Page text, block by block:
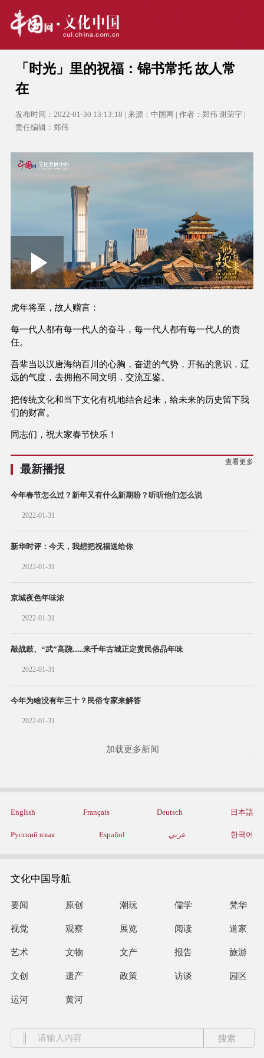
「时光」里的祝福：锦书常托 故人常
在
发布时间：2022-01-30 13:13:18 | 来源：中国网 | 作者：郑伟 谢荣宇 |
责任编辑：郑伟
Play
Video
Play Mute
Loaded
Picture-
in-
Picture
0:00/ --:--
虎年将至，故人赠言：
每一代人都有每一代人的奋斗，每一代人都有每一代人的责
任。
吾辈当以汉唐海纳百川的心胸，奋进的气势，开拓的意识，辽
远的气度，去拥抱不同文明，交流互鉴。
把传统文化和当下文化有机地结合起来，给未来的历史留下我
们的财富。
同志们，祝大家春节快乐！
最新播报
查看更多
今年春节怎么过？新年又有什么新期盼？听听他们怎么说
2022-01-31
新华时评：今天，我想把祝福送给你
2022-01-31
京城夜色年味浓
2022-01-31
敲战鼓、“武”高跷......来千年古城正定赏民俗品年味
2022-01-31
今年为啥没有年三十？民俗专家来解答
2022-01-31
加载更多新闻
English Français Deutsch 日本語
Русский язык Español عربي 한국어
文化中国导航
要闻 原创 潮玩 儒学 梵华
视觉 观察 展览 阅读 道家
艺术 文物 文产 报告 旅游
文创 遗产 政策 访谈 园区
运河 黄河